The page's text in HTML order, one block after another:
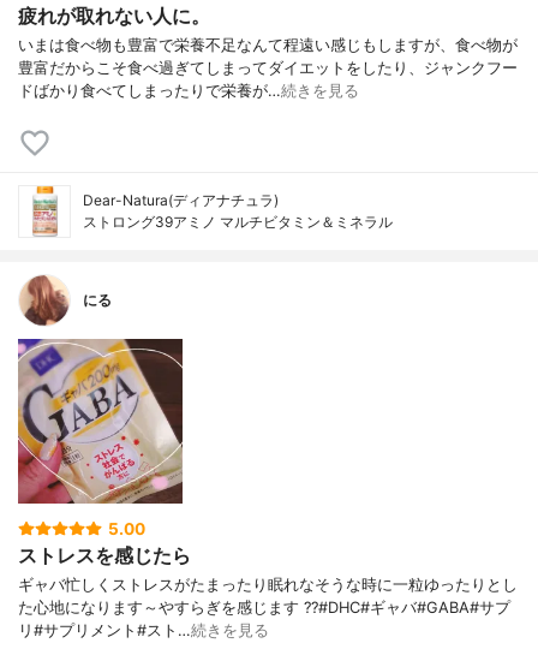
疲れが取れない人に。
いまは食べ物も豊富で栄養不足なんて程遠い感じもしますが、食べ物が
豊富だからこそ食べ過ぎてしまってダイエットをしたり、ジャンクフー
ドばかり食べてしまったりで栄養が…続きを見る
Dear-Natura(ディアナチュラ)
ストロング39アミノ マルチビタミン＆ミネラル
にる
5.00
ストレスを感じたら
ギャバ忙しくストレスがたまったり眠れなそうな時に一粒ゆったりとし
た心地になります～やすらぎを感じます ??#DHC#ギャバ#GABA#サプ
リ#サプリメント#スト…続きを見る